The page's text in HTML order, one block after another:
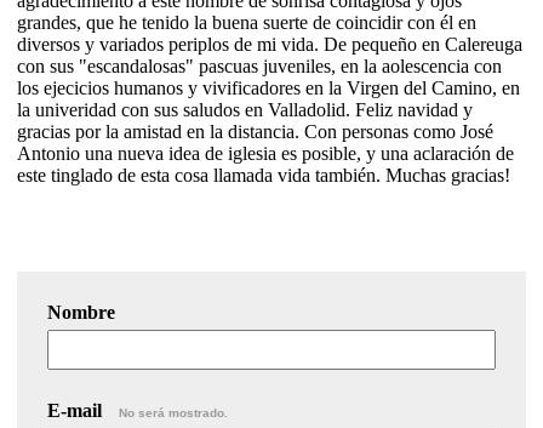
grandes, que he tenido la buena suerte de coincidir con él en
diversos y variados periplos de mi vida. De pequeño en Calereuga
con sus "escandalosas" pascuas juveniles, en la aolescencia con
los ejecicios humanos y vivificadores en la Virgen del Camino, en
la univeridad con sus saludos en Valladolid. Feliz navidad y
gracias por la amistad en la distancia. Con personas como José
Antonio una nueva idea de iglesia es posible, y una aclaración de
este tinglado de esta cosa llamada vida también. Muchas gracias!
Nombre
E-mail No será mostrado.